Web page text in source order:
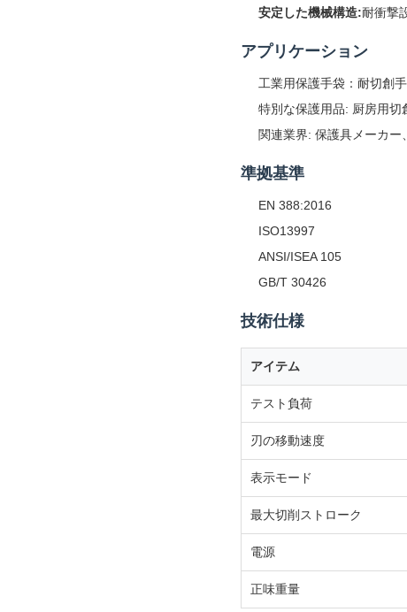
安定した機械構造:耐衝撃
アプリケーション
工業用保護手袋：耐切創
特別な保護用品: 厨房用
関連業界: 保護具メーカー
準拠基準
EN 388:2016
ISO13997
ANSI/ISEA 105
GB/T 30426
技術仕様
アイテム
テスト負荷
刃の移動速度
表示モード
最大切削ストローク
電源
正味重量